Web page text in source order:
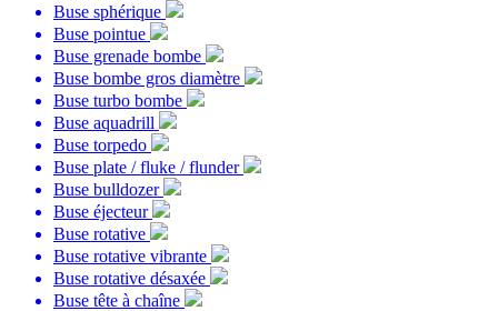
Buse sphérique
Buse pointue
Buse grenade bombe
Buse bombe gros diamètre
Buse turbo bombe
Buse aquadrill
Buse torpedo
Buse plate / fluke / flunder
Buse bulldozer
Buse éjecteur
Buse rotative
Buse rotative vibrante
Buse rotative désaxée
Buse tête à chaîne